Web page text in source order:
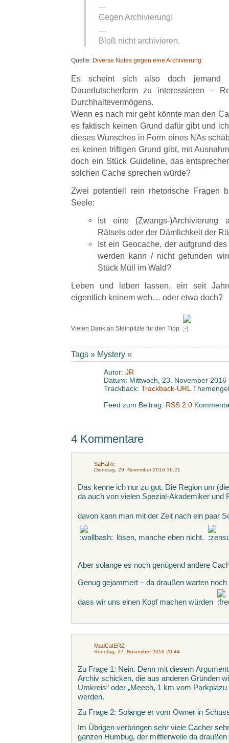
…
Gegen Archivierung!
…
Bloß nicht archivieren.
Quelle: Diverse Notes gegen eine Archivierung
Es scheint sich also doch jemand
Dauerlutscherform zu interessieren –
Durchhaltevermögens.
Wenn es nach mir geht könnte man den
es faktisch keinen Grund dafür gibt und
dieses Wunsches in Form eines NAs
es keinen triftigen Grund gibt, mit
doch ein Stück Guideline, das
solchen Cache sprechen würde?
Zwei potentiell rein rhetorische Fragen
Seele:
Ist eine (Zwangs-)Archivierung
Rätsels oder der Dämlichkeit der
Ist ein Geocache, der aufgrund
werden kann / nicht gefunden
Stück Müll im Wald?
Leben und leben lassen, ein seit
eigentlich keinem weh… oder etwa doch?
Vielen Dank an Steinpilzle für den Tipp
Tags » Mystery «
Autor: JR
Datum: Mittwoch, 23. November 2016
Trackback: Trackback-URL
Feed zum Beitrag: RSS 2.0
4 Kommentare
SaHaRe
Dienstag, 29. November 2016 16:21
Das kenne ich nur zu gut. Die Region um
da auch von vielen Spezial-Akademiker und
davon kann man mit der Zeit nach ein paar
lösen, manche eben nicht.
Aber solange es noch genügend andere
Genug gejammert – da draußen warten
dass wir uns einen Kopf machen würden
MadCatERZ
Sonntag, 27. November 2016 20:44
Zu Frage 1: Nein. Denn mit diesem
Archiv schicken, die aus anderen Gründen
Umkreis“ oder „Meeeh, 1 km vom
werden.
Zu Frage 2: Solange er vom Owner in
Im Übrigen verbringen sehr viele Cacher
ganzen Humbug, der mittlerweile da